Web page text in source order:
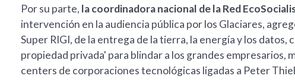
Por su parte, la coordinadora nacional de la Red
intervención en la audiencia pública por los Glaciares,
Super RIGI, de la entrega de la tierra, la energía y los datos,
propiedad privada' para blindar a los grandes empresarios,
centers de corporaciones tecnológicas ligadas a Peter